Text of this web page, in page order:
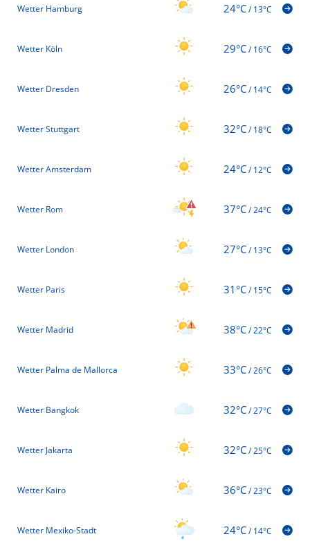
Wetter Hamburg 24°C/13°C
Wetter Köln 29°C/16°C
Wetter Dresden 26°C/14°C
Wetter Stuttgart 32°C/18°C
Wetter Amsterdam 24°C/12°C
Wetter Rom 37°C/24°C
Wetter London 27°C/13°C
Wetter Paris 31°C/15°C
Wetter Madrid 38°C/22°C
Wetter Palma de Mallorca 33°C/26°C
Wetter Bangkok 32°C/27°C
Wetter Jakarta 32°C/25°C
Wetter Kairo 36°C/23°C
Wetter Mexiko-Stadt 24°C/14°C